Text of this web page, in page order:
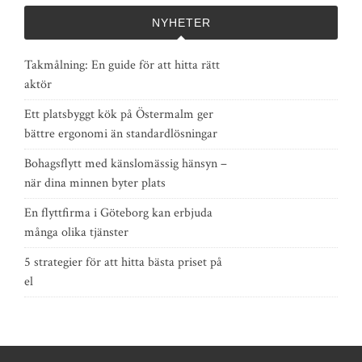
NYHETER
Takmålning: En guide för att hitta rätt
aktör
Ett platsbyggt kök på Östermalm ger
bättre ergonomi än standardlösningar
Bohagsflytt med känslomässig hänsyn –
när dina minnen byter plats
En flyttfirma i Göteborg kan erbjuda
många olika tjänster
5 strategier för att hitta bästa priset på
el